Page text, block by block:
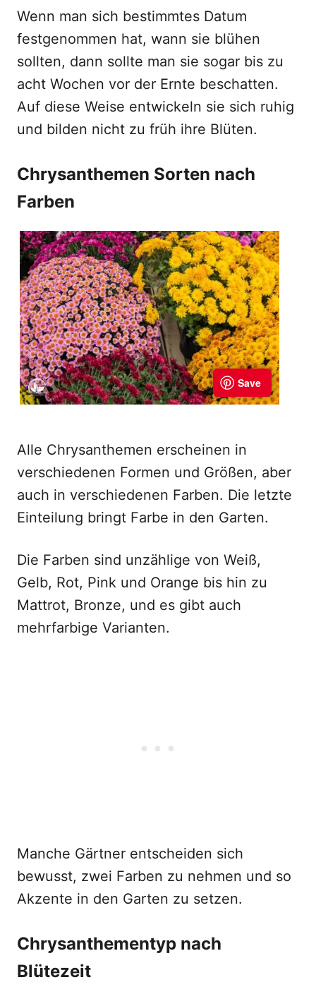
Wenn man sich bestimmtes Datum
festgenommen hat, wann sie blühen
sollten, dann sollte man sie sogar bis zu
acht Wochen vor der Ernte beschatten.
Auf diese Weise entwickeln sie sich ruhig
und bilden nicht zu früh ihre Blüten.
Chrysanthemen Sorten nach
Farben
Alle Chrysanthemen erscheinen in
verschiedenen Formen und Größen, aber
auch in verschiedenen Farben. Die letzte
Einteilung bringt Farbe in den Garten.
Die Farben sind unzählige von Weiß,
Gelb, Rot, Pink und Orange bis hin zu
Mattrot, Bronze, und es gibt auch
mehrfarbige Varianten.
Manche Gärtner entscheiden sich
bewusst, zwei Farben zu nehmen und so
Akzente in den Garten zu setzen.
Chrysanthementyp nach
Blütezeit